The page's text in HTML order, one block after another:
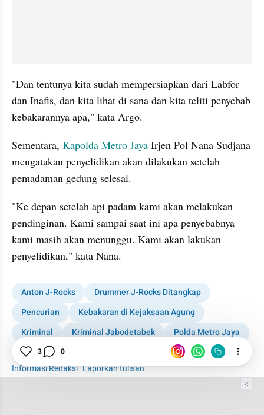
"Dan tentunya kita sudah mempersiapkan dari Labfor
kebakarannya apa," kata Argo.
Sementara, Kapolda Metro Jaya Irjen Pol Nana Sudjana
mengatakan penyelidikan akan dilakukan setelah
pemadaman gedung selesai.
"Ke depan setelah api padam kami akan melakukan
pendinginan. Kami sampai saat ini apa penyebabnya
kami masih akan menunggu. Kami akan lakukan
penyelidikan," kata Nana.
Anton J-Rocks
Drummer J-Rocks Ditangkap
Pencurian
Kebakaran di Kejaksaan Agung
Kriminal
Kriminal Jabodetabek
Polda Metro Jaya
News
Informasi Redaksi·Laporkan tulisan
3 0